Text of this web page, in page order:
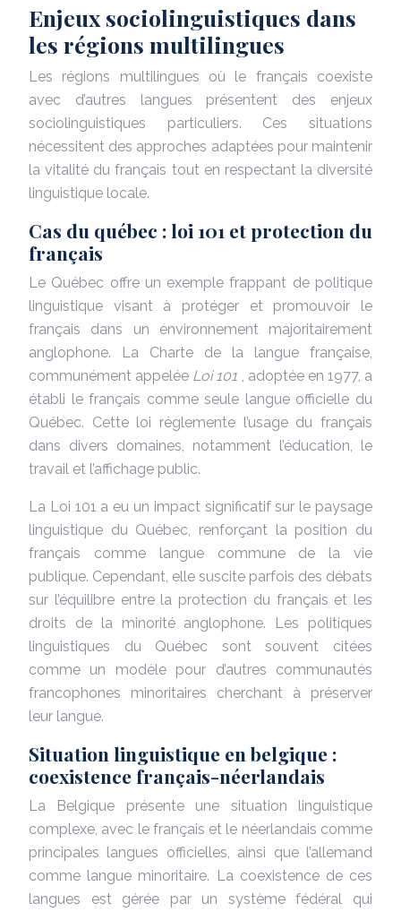
Enjeux sociolinguistiques dans
les régions multilingues
Les régions multilingues où le français coexiste
avec d’autres langues présentent des enjeux
sociolinguistiques particuliers. Ces situations
nécessitent des approches adaptées pour maintenir
la vitalité du français tout en respectant la diversité
linguistique locale.
Cas du québec : loi 101 et protection du
français
Le Québec offre un exemple frappant de politique
linguistique visant à protéger et promouvoir le
français dans un environnement majoritairement
anglophone. La Charte de la langue française,
communément appelée Loi 101
, adoptée en 1977, a
établi le français comme seule langue officielle du
Québec. Cette loi réglemente l’usage du français
dans divers domaines, notamment l’éducation, le
travail et l’affichage public.
La Loi 101 a eu un impact significatif sur le paysage
linguistique du Québec, renforçant la position du
français comme langue commune de la vie
publique. Cependant, elle suscite parfois des débats
sur l’équilibre entre la protection du français et les
droits de la minorité anglophone. Les politiques
linguistiques du Québec sont souvent citées
comme un modèle pour d’autres communautés
francophones minoritaires cherchant à préserver
leur langue.
Situation linguistique en belgique :
coexistence français-néerlandais
La Belgique présente une situation linguistique
complexe, avec le français et le néerlandais comme
principales langues officielles, ainsi que l’allemand
comme langue minoritaire. La coexistence de ces
langues est gérée par un système fédéral qui